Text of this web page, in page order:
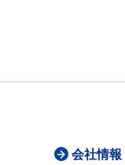
会社情報